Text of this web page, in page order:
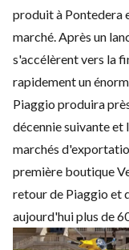
produit à Pontedera
marché. Après un
s'accélèrent vers la
rapidement un
Piaggio produira
décennie suivante et
marchés
première boutique
retour de Piaggio et
aujourd'hui plus de